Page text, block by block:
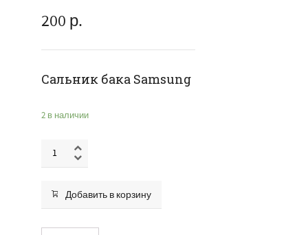
200 р.
Сальник бака Samsung
2 в наличии
Добавить в корзину